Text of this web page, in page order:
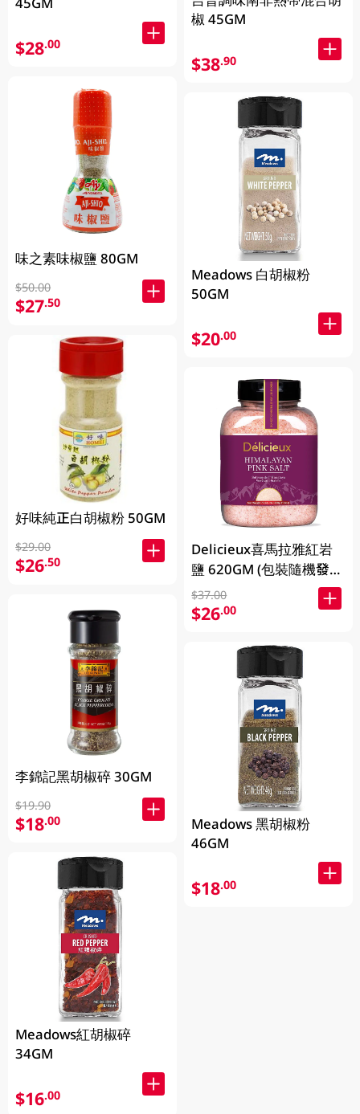
$28.00
味之素味椒鹽 80GM
$50.00
$27.50
好味純正白胡椒粉 50GM
$29.00
$26.50
李錦記黑胡椒碎 30GM
$19.90
$18.00
Meadows紅胡椒碎
34GM
$16.00
椒 45GM
$38.90
Meadows 白胡椒粉
50GM
$20.00
Delicieux喜馬拉雅紅岩
鹽 620GM (包裝隨機發
放)
$37.00
$26.00
Meadows 黑胡椒粉
46GM
$18.00